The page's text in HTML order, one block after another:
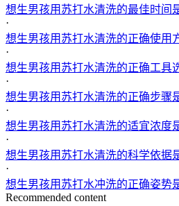
想生男孩用苏打水清洗的最佳时间
·
想生男孩用苏打水清洗的正确使用
·
想生男孩用苏打水清洗的正确工具
·
想生男孩用苏打水清洗的正确步骤
·
想生男孩用苏打水清洗的适宜浓度
·
想生男孩用苏打水清洗的科学依据
·
想生男孩用苏打水冲洗的正确姿势
Recommended content